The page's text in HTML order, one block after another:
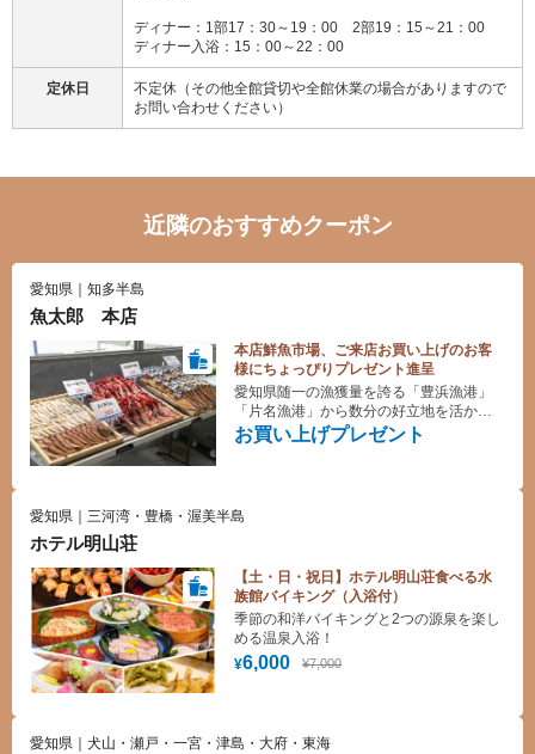
ディナー：1部17：30～19：00 2部19：15～21：00
ディナー入浴：15：00～22：00
定休日
不定休（その他全館貸切や全館休業の場合がありますので
お問い合わせください）
近隣のおすすめクーポン
愛知県｜知多半島
魚太郎 本店
本店鮮魚市場、ご来店お買い上げのお客
様にちょっぴりプレゼント進呈
お買い上げプレゼント
愛知県随一の漁獲量を誇る「豊浜漁港」
「片名漁港」から数分の好立地を活か
し、その日穫れたての魚貝類を穫れたて
そのままの鮮度で販売しています！ どこ
愛知県｜三河湾・豊橋・渥美半島
ホテル明山荘
【土・日・祝日】ホテル明山荘食べる水
族館バイキング（入浴付）
¥6,000 ¥7,000
季節の和洋バイキングと2つの源泉を楽し
める温泉入浴！
愛知県｜犬山・瀬戸・一宮・津島・大府・東海